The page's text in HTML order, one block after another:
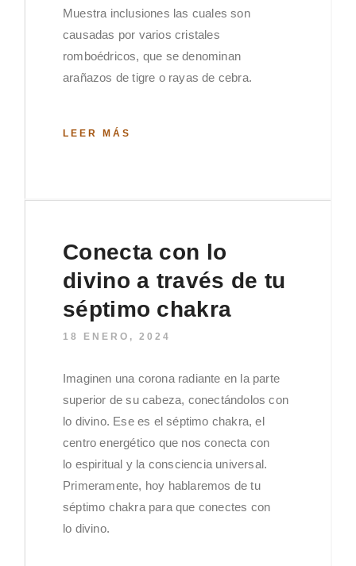
Muestra inclusiones las cuales son
causadas por varios cristales
romboédricos, que se denominan
arañazos de tigre o rayas de cebra.
LEER MÁS
Conecta con lo
divino a través de tu
séptimo chakra
18 ENERO, 2024
Imaginen una corona radiante en la parte
superior de su cabeza, conectándolos con
lo divino. Ese es el séptimo chakra, el
centro energético que nos conecta con
lo espiritual y la consciencia universal.
Primeramente, hoy hablaremos de tu
séptimo chakra para que conectes con
lo divino.